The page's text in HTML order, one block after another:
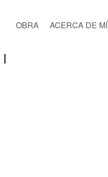
OBRA ACERCA DE MÍ